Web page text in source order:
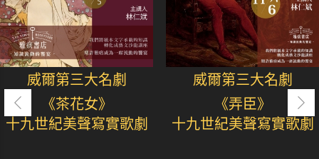
威爾第三大名劇
《茶花女》
十九世紀美聲寫實歌劇
威爾第三大名劇
《弄臣》
十九世紀美聲寫實歌劇